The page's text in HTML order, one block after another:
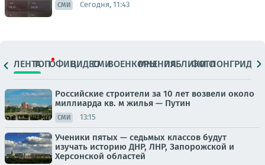
СМИ Сегодня, 11:43
ЛЕНТАТОПОФИЦ.ВИДЕОСМИВОЕНКОРЫМНЕНИЯПАБЛИКИ
ФОТОЛОНГРИДЫ
Российские строители за 10 лет возвели около
миллиарда кв. м жилья — Путин
СМИ 13:15
Ученики пятых — седьмых классов будут
изучать историю ДНР, ЛНР, Запорожской и
Херсонской областей